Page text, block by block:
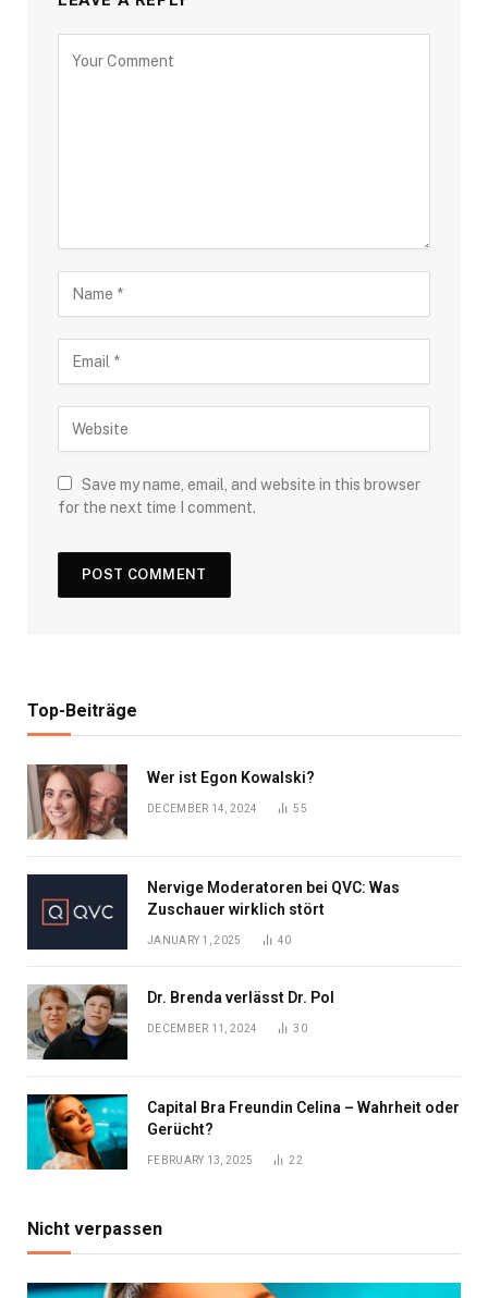
Save my name, email, and website in this browser
for the next time I comment.
Top-Beiträge
Wer ist Egon Kowalski?
DECEMBER 14, 2024 55
Nervige Moderatoren bei QVC: Was
Zuschauer wirklich stört
JANUARY 1, 2025 40
Dr. Brenda verlässt Dr. Pol
DECEMBER 11, 2024 30
Capital Bra Freundin Celina – Wahrheit oder
Gerücht?
FEBRUARY 13, 2025 22
Nicht verpassen